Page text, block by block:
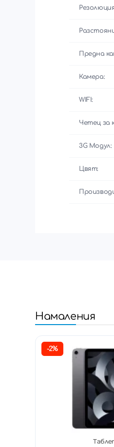
Предна
Камера:
WIFI:
Четец за
3G Модул:
Цвят:
Намаления
-2%